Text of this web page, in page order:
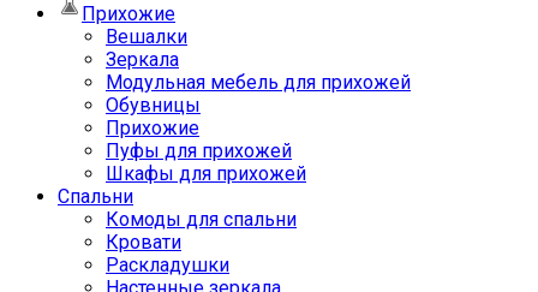
Прихожие
Вешалки
Зеркала
Модульная мебель для прихожей
Обувницы
Прихожие
Пуфы для прихожей
Шкафы для прихожей
Спальни
Комоды для спальни
Кровати
Раскладушки
Настенные зеркала